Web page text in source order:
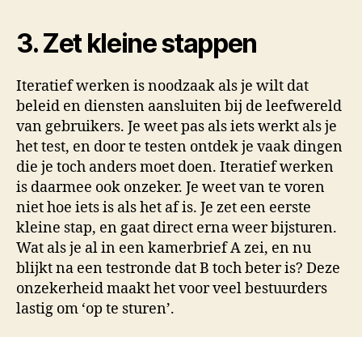
3. Zet kleine stappen
Iteratief werken is noodzaak als je wilt dat
beleid en diensten aansluiten bij de leefwereld
van gebruikers. Je weet pas als iets werkt als je
het test, en door te testen ontdek je vaak dingen
die je toch anders moet doen. Iteratief werken
is daarmee ook onzeker. Je weet van te voren
niet hoe iets is als het af is. Je zet een eerste
kleine stap, en gaat direct erna weer bijsturen.
Wat als je al in een kamerbrief A zei, en nu
blijkt na een testronde dat B toch beter is? Deze
onzekerheid maakt het voor veel bestuurders
lastig om ‘op te sturen’.